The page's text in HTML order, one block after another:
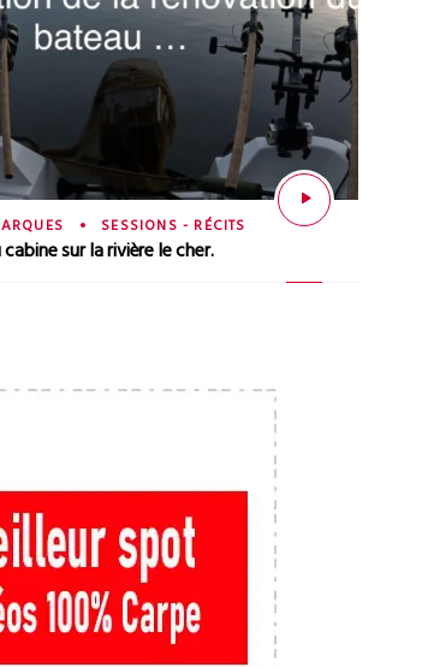
SESSIONS - RÉCITS
sur la rivière le cher.